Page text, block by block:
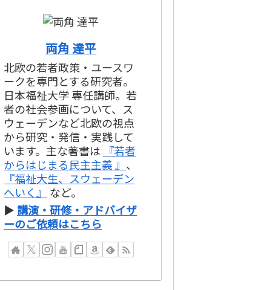
両角 達平
北欧の若者政策・ユースワ
ークを専門とする研究者。
日本福祉大学 専任講師。若
者の社会参画について、ス
ウェーデンなど北欧の視点
から研究・発信・実践して
います。主な著書は
『若者
からはじまる民主主義 』 、
『福祉大生、スウェーデン
へいく』
など。
▶ 講演・研修・アドバイザ
ーのご依頼はこちら